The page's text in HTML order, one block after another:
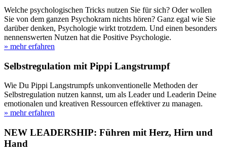
Welche psychologischen Tricks nutzen Sie für sich? Oder wollen
Sie von dem ganzen Psychokram nichts hören? Ganz egal wie Sie
darüber denken, Psychologie wirkt trotzdem. Und einen besonders
nennenswerten Nutzen hat die Positive Psychologie.
» mehr erfahren
Selbstregulation mit Pippi Langstrumpf
Wie Du Pippi Langstrumpfs unkonventionelle Methoden der
Selbstregulation nutzen kannst, um als Leader und Leaderin Deine
emotionalen und kreativen Ressourcen effektiver zu managen.
» mehr erfahren
NEW LEADERSHIP: Führen mit Herz, Hirn und
Hand